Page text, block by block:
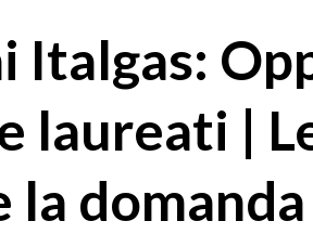
Italgas:
laureati |
la domanda